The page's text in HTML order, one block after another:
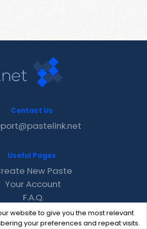
website to give you the most relevant
your preferences and repeat visits.
Contact Us
Useful Pages
New Paste
Your Account
F.A.Q.
Recent
Contact